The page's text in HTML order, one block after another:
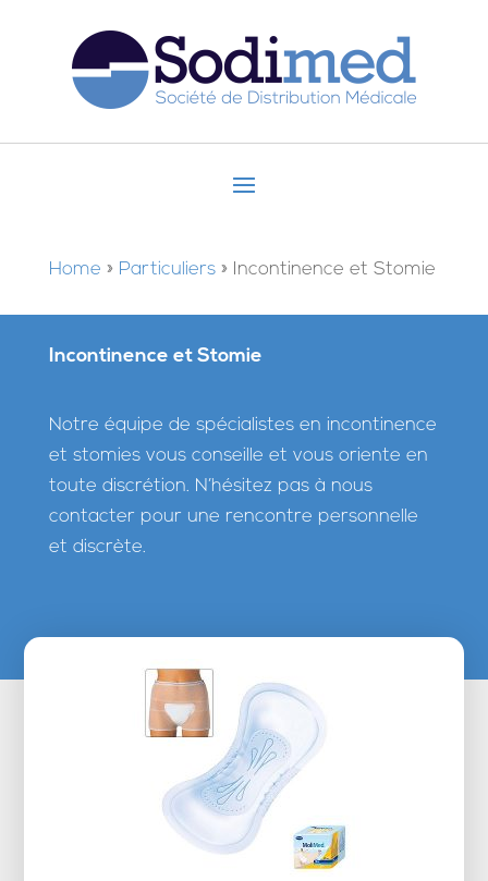
Home » Particuliers» Incontinence et Stomie
Incontinence et Stomie
Notre équipe de spécialistes en incontinence
et stomies vous conseille et vous oriente en
toute discrétion. N’hésitez pas à nous
contacter pour une rencontre personnelle
et discrète.